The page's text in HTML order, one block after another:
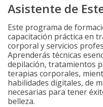
Asistente de
Este programa de
capacitación práctica en
corporal y servicios
Aprenderás técnicas
depilación, tratamientos
terapias corporales,
habilidades digitales, de
necesarias para tener
belleza.